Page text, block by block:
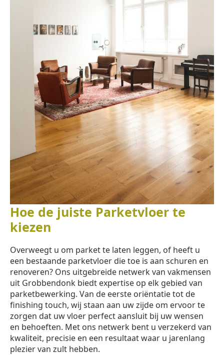
Hoe de juiste Parketvloer te
kiezen
Overweegt u om parket te laten leggen, of heeft u
een bestaande parketvloer die toe is aan schuren en
renoveren? Ons uitgebreide netwerk van vakmensen
uit Grobbendonk biedt expertise op elk gebied van
parketbewerking. Van de eerste oriëntatie tot de
finishing touch, wij staan aan uw zijde om ervoor te
zorgen dat uw vloer perfect aansluit bij uw wensen
en behoeften. Met ons netwerk bent u verzekerd van
kwaliteit, precisie en een resultaat waar u jarenlang
plezier van zult hebben.